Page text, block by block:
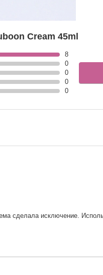
Cream 45ml
8
0
0
0
0
сделала исключение.